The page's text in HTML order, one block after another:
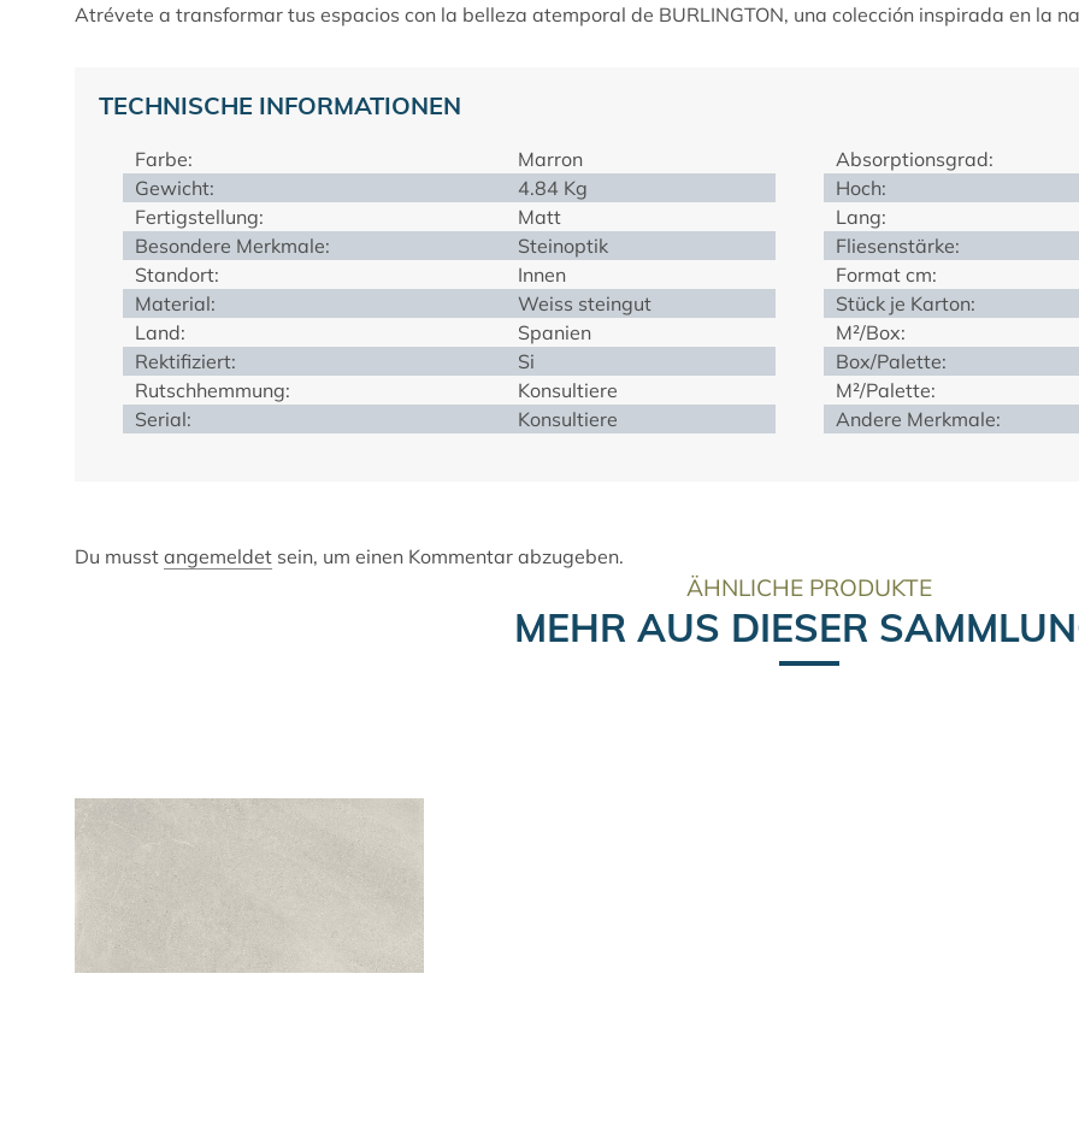
Atrévete a transformar tus espacios con la belleza atemporal de BURLINGTON, una colección inspirada en la
TECHNISCHE INFORMATIONEN
Farbe:
Marron
Gewicht:
4.84 Kg
Fertigstellung:
Matt
Besondere Merkmale:
Steinoptik
Standort:
Innen
Material:
Weiss steingut
Land:
Spanien
Rektifiziert:
Si
Rutschhemmung:
Konsultiere
Serial:
Konsultiere
Absorptionsgrad:
Hoch:
Lang:
Fliesenstärke:
Format cm:
Stück je Karton:
M²/Box:
Box/Palette:
M²/Palette:
Andere Merkmale:
Du musst angemeldet sein, um einen Kommentar abzugeben.
ÄHNLICHE PRODUKTE
MEHR AUS DIESER